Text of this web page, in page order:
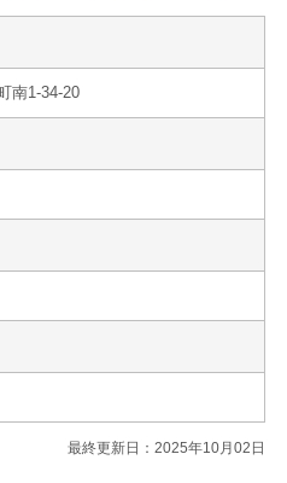
南1-34-20
最終更新日：2025年10月02日